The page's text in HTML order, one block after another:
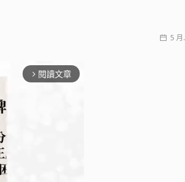
5
arrow_forward_ios 閱讀文章